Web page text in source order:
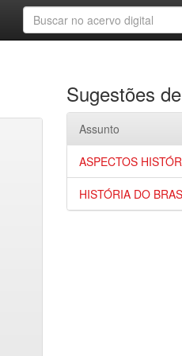
Sugestões
Assunto
ASPECTOS
HISTÓRIA DO